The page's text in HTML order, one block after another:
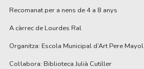
Recomanat per a nens de 4 a 8 anys
A càrrec de Lourdes Ral
Organitza: Escola Municipal d’Art Pere Mayol
Col·labora: Biblioteca Julià Cutiller